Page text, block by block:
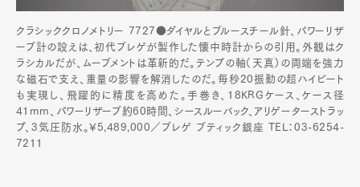
クラシッククロノメトリー 7727●ダイヤルとブルースチール針、パワーリザ
ーブ計の設えは、初代ブレゲが製作した懐中時計からの引用。外観はク
ラシカルだが、ムーブメントは革新的だ。テンプの軸（天真）の両端を強力
な磁石で支え、重量の影響を解消したのだ。毎秒20振動の超ハイビート
も実現し、飛躍的に精度を高めた。手巻き、18KRGケース、ケース径
41mm、パワーリザーブ約60時間、シースルーバック、アリゲーターストラッ
プ、3気圧防水。¥5,489,000／ブレゲ ブティック銀座 TEL：03-6254-
7211